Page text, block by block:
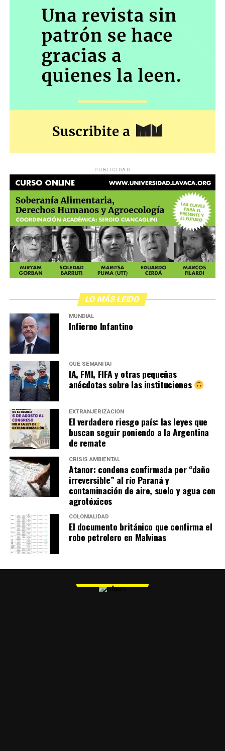
PUBLICIDAD
LO MÁS LEIDO
MUNDIAL
Infierno Infantino
QUÉ SEMANITA!
IA, FMI, FIFA y otras pequeñas
anécdotas sobre las instituciones
EXTRANJERIZACIÓN
El verdadero riesgo país: las leyes que
buscan seguir poniendo a la Argentina
de remate
CRISIS AMBIENTAL
Atanor: condena confirmada por “daño
irreversible” al río Paraná y
contaminación de aire, suelo y agua con
agrotóxicos
COLONIALIDAD
El documento británico que confirma el
robo petrolero en Malvinas